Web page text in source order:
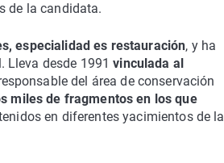
de la candidata.
especialidad es restauración, y ha
Lleva desde 1991vinculada al
del área de conservación
miles de fragmentos en los que
en diferentes yacimientos de la